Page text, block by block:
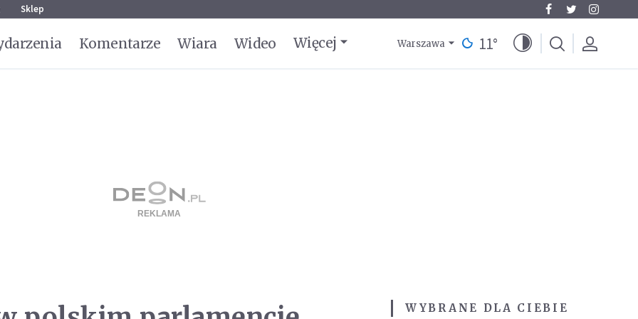
Sklep
Komentarze Wiara Wideo Więcej Warszawa 11°
WYBRANE DLA CIEBIE